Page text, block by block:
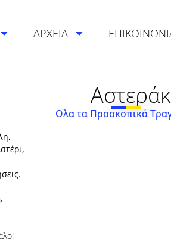
ΑΡΧΕΙΑ
Ολα τα Προσκοπικά